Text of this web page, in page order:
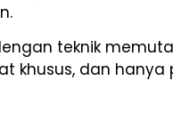
teknik
khusus, dan hanya